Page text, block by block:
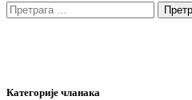
Претрага
за:
Категорије чланака